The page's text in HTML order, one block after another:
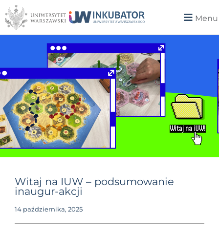
Menu
Witaj na IUW – podsumowanie
inaugur-akcji
14 października, 2025